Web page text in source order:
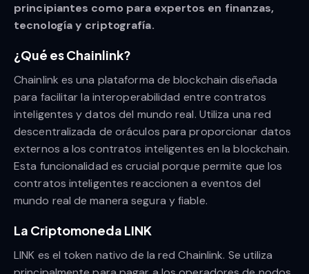
principiantes como para expertos en finanzas,
tecnología y criptografía.
¿Qué es Chainlink?
Chainlink es una plataforma de blockchain diseñada
para facilitar la interoperabilidad entre contratos
inteligentes y datos del mundo real. Utiliza una red
descentralizada de oráculos para proporcionar datos
externos a los contratos inteligentes en la blockchain.
Esta funcionalidad es crucial porque permite que los
contratos inteligentes reaccionen a eventos del
mundo real de manera segura y fiable.
La Criptomoneda LINK
LINK es el token nativo de la red Chainlink. Se utiliza